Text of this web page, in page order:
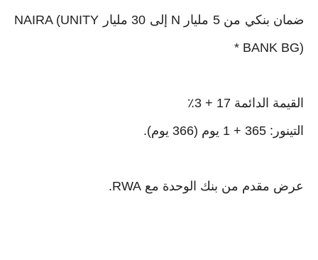
ضمان بنكي من 5 مليار N إلى 30 مليار NAIRA (UNITY
BANK BG) *
القيمة الدائمة 17 + 3٪
التينور: 365 + 1 يوم (366 يوم).
عرض مقدم من بنك الوحدة مع RWA.